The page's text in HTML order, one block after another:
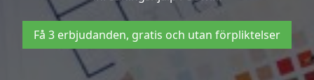
Få 3 erbjudanden, gratis och utan förpliktelser